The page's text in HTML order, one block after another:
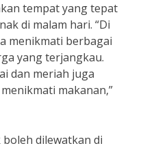
tempat yang tepat
di malam hari. “Di
menikmati berbagai
yang terjangkau.
dan meriah juga
makanan,”
dilewatkan di